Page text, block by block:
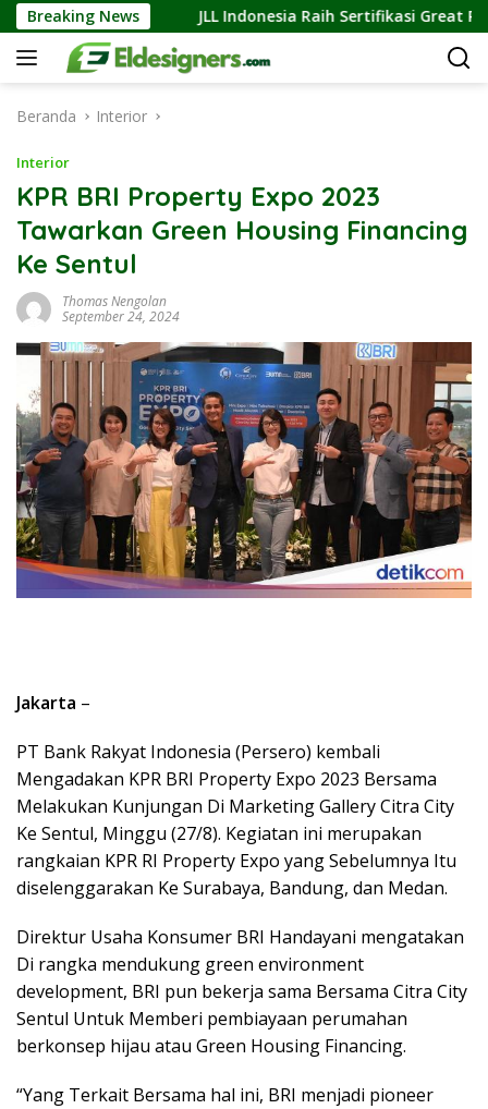
Langsung
ke
konten
Breaking News
Membeli JLL Indonesia Raih Sertifikasi Great Place
Beranda Interior
Interior
KPR BRI Property Expo 2023
Tawarkan Green Housing Financing
Ke Sentul
Thomas Nengolan
September 24, 2024
Jakarta –
PT Bank Rakyat Indonesia (Persero) kembali
Mengadakan KPR BRI Property Expo 2023 Bersama
Melakukan Kunjungan Di Marketing Gallery Citra City
Ke Sentul, Minggu (27/8). Kegiatan ini merupakan
rangkaian KPR RI Property Expo yang Sebelumnya Itu
diselenggarakan Ke Surabaya, Bandung, dan Medan.
Direktur Usaha Konsumer BRI Handayani mengatakan
Di rangka mendukung green environment
development, BRI pun bekerja sama Bersama Citra City
Sentul Untuk Memberi pembiayaan perumahan
berkonsep hijau atau Green Housing Financing.
“Yang Terkait Bersama hal ini, BRI menjadi pioneer